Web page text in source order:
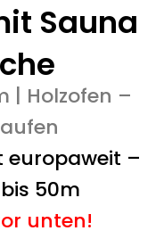
Sauna
| Holzofen –
europaweit –
50m
unten!